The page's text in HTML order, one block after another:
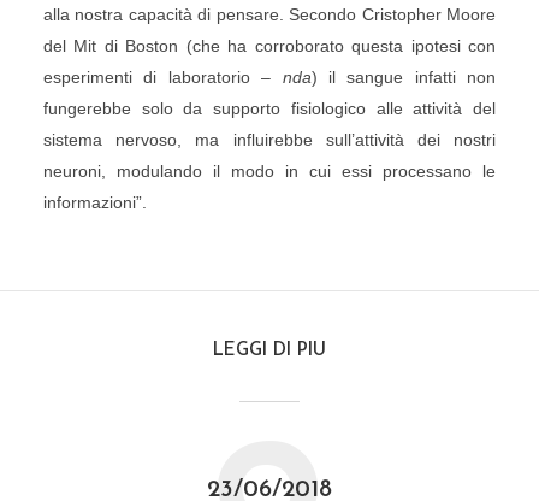
alla nostra capacità di pensare. Secondo Cristopher Moore
del Mit di Boston (che ha corroborato questa ipotesi con
esperimenti di laboratorio – nda) il sangue infatti non
fungerebbe solo da supporto fisiologico alle attività del
sistema nervoso, ma influirebbe sull’attività dei nostri
neuroni, modulando il modo in cui essi processano le
informazioni”.
LEGGI DI PIU
23/06/2018